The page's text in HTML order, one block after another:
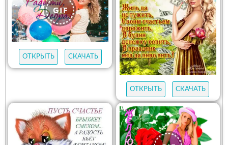
ОТКРЫТЬ СКАЧАТЬ
ОТКРЫТЬ СКАЧАТЬ